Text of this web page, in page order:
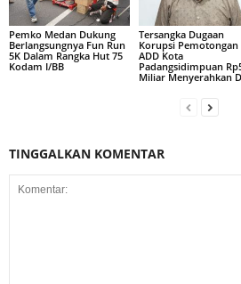
Pemko Medan Dukung
Berlangsungnya Fun Run
5K Dalam Rangka Hut 75
Kodam I/BB
Tersangka Dugaan
Korupsi Pemotongan
ADD Kota
Padangsidimpuan
Miliar Menyerahkan
TINGGALKAN KOMENTAR